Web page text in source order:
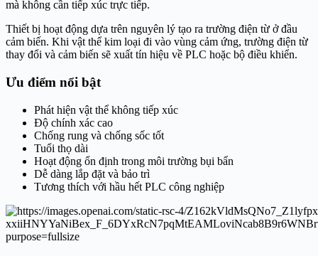
mà không cần tiếp xúc trực tiếp.
Thiết bị hoạt động dựa trên nguyên lý tạo ra trường điện từ ở đầu
cảm biến. Khi vật thể kim loại đi vào vùng cảm ứng, trường điện từ
thay đổi và cảm biến sẽ xuất tín hiệu về PLC hoặc bộ điều khiển.
Ưu điểm nổi bật
Phát hiện vật thể không tiếp xúc
Độ chính xác cao
Chống rung và chống sốc tốt
Tuổi thọ dài
Hoạt động ổn định trong môi trường bụi bẩn
Dễ dàng lắp đặt và bảo trì
Tương thích với hầu hết PLC công nghiệp